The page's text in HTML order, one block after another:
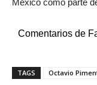
México como parte
Comentarios de
TAGS Octavio